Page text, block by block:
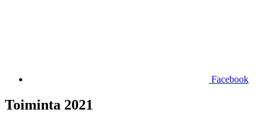
Facebook
Toiminta 2021